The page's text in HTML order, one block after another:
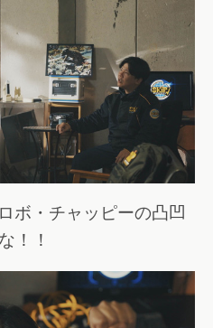
ボ・チャッピーの凸凹
！！